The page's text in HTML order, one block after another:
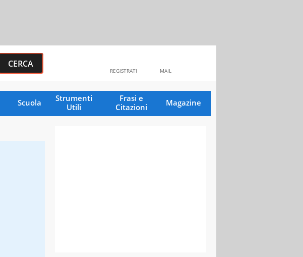
MAIL
REGISTRATI
Scuola
Strumenti
Utili
Frasi e
Citazioni
Magazine